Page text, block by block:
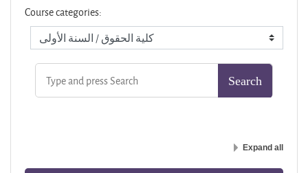
Course categories:
Expand all